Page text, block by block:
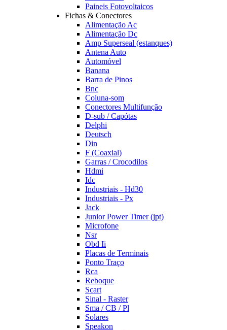
Paineis Fotovoltaicos
Fichas & Conectores
Alimentação Ac
Alimentação Dc
Amp Superseal (estanques)
Antena Auto
Automóvel
Banana
Barra de Pinos
Bnc
Coluna-som
Conectores Multifunção
D-sub / Capótas
Delphi
Deutsch
Din
F (Coaxial)
Garras / Crocodilos
Hdmi
Idc
Industriais - Hd30
Industriais - Px
Jack
Junior Power Timer (jpt)
Microfone
Nsr
Obd Ii
Placas de Terminais
Ponto Traço
Rca
Reboque
Scart
Sinal - Raster
Sma / CB / Pl
Solares
Speakon